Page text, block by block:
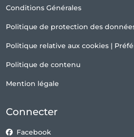
Conditions Générales
Politique de protection des
Politique relative aux cookies |
Politique de contenu
Mention légale
Connecter
Facebook